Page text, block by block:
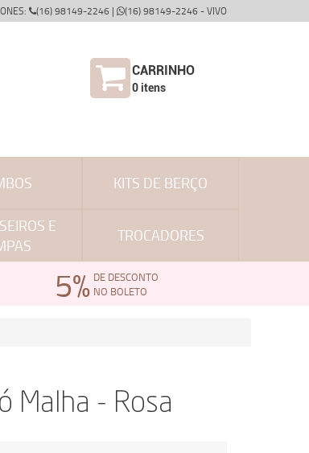
(16) 98149-2246 | (16) 98149-2246 - VIVO
CARRINHO
0itens
KITS DE BERÇO
E
TROCADORES
5% DE DESCONTO
NO BOLETO
Malha - Rosa